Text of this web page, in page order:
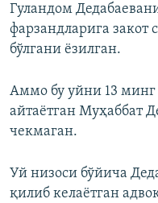
Гуландом
фарзандларига закот
бўлгани ëзилган.
Аммо бу уйни 13 минг
айтаëтган Муҳаббат
чекмаган.
Уй низоси бўйича
қилиб келаëтган